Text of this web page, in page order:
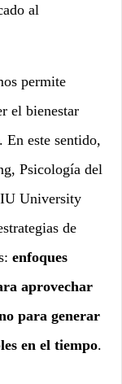
al
permite
el bienestar
este sentido,
Psicología del
University
de
enfoques
aprovechar
para generar
en el tiempo.